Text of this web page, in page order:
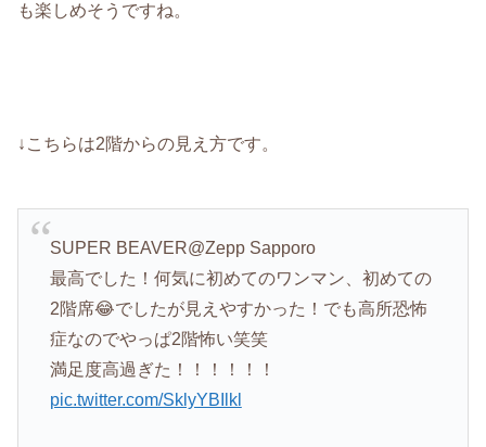
も楽しめそうですね。
↓こちらは2階からの見え方です。
SUPER BEAVER@Zepp Sapporo
最高でした！何気に初めてのワンマン、初めての
2階席😂でしたが見えやすかった！でも高所恐怖
症なのでやっぱ2階怖い笑笑
満足度高過ぎた！！！！！！
pic.twitter.com/SklyYBIlkl